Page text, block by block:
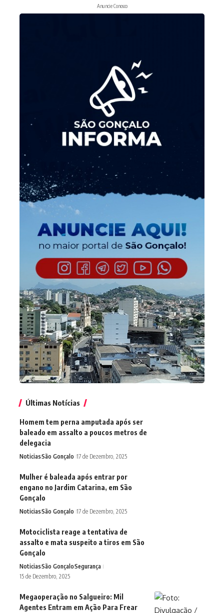
Anuncie Conosco
Últimas Notícias
Homem tem perna amputada após ser
baleado em assalto a poucos metros de
delegacia
NoticiasSão Gonçalo 17 de Dezembro, 2025
Mulher é baleada após entrar por
engano no Jardim Catarina, em São
Gonçalo
NoticiasSão Gonçalo 17 de Dezembro, 2025
Motociclista reage a tentativa de
assalto e mata suspeito a tiros em São
Gonçalo
NoticiasSão GonçaloSegurança
15 de Dezembro, 2025
Megaoperação no Salgueiro: Mil
Agentes Entram em Ação Para Frear